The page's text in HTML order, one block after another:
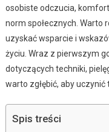
osobiste odczucia,
norm społecznych. Warto
uzyskać wsparcie i
życiu. Wraz z pierwszym
dotyczących techniki,
warto zgłębić, aby
Spis treści